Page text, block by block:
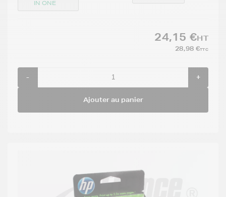
IN ONE
24,15 €HT
28,98 €TTC
- +
Ajouter au panier